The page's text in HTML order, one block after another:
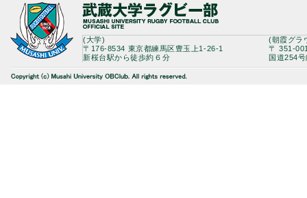
(大学)
〒176-8534 東京都練馬区豊玉上1-26-1
新桜台駅から徒歩約６分
(朝霞グラ
〒 351-
国道254